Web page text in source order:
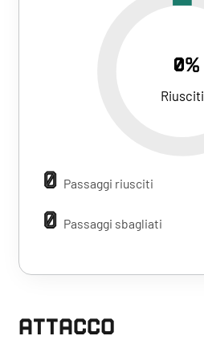
0%
Riusciti
0 Passaggi riusciti
0 Passaggi sbagliati
ATTACCO